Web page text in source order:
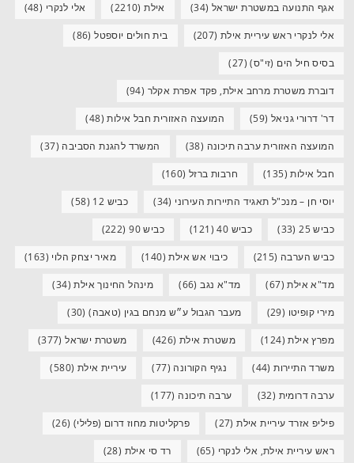
אגף התנועה במשטרת ישראל (34) אילת(2210) אלי לנקרי (48)
אלי לנקרי ראש עיריית אילת (207) בית חולים יוספטל(86)
בסיס חיל הים (זי"ס)(27)
דוברת משטרת מרחב אילת, פקד אפרת אקלר (94)
דר' דרורי גניאל (59) המועצה האזורית חבל אילות(48)
המועצה האזורית ערבה תיכונה (38) המשרד להגנת הסביבה (37)
חבל אילות(135) חרבות ברזל (160)
יוסי חן – מנכ"ל תאגיד התיירות העירוני (34) כביש 12 (58)
כביש 25 (33) כביש 40 (121) כביש 90 (222)
כביש הערבה (215) כיבוי אש אילת(140) מאיר יצחק הלוי (163)
מד"א אילת(67) מד"א נגב(66) מינהל החינוך אילת(34)
מירי קופיטו (29) מעבר הגבול ע״ש מנחם בגין (טאבה)(30)
מפרץ אילת(124) משטרת אילת (426) משטרת ישראל(377)
משרד התיירות(44) נגיף הקורונה (77) עיריית אילת (580)
ערבה דרומית (32) ערבה תיכונה (177)
פיליפ אזרד עיריית אילת(27) פרקליטות מחוז דרום (פלילי) (26)
ראש עיריית אילת, אלי לנקרי (65) רד סי אילת (28)